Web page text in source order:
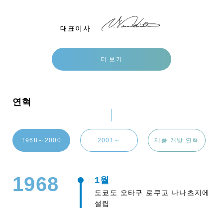
대표이사
더 보기
연혁
1968～2000 2001～ 제품 개발 연혁
1968 1월
도쿄도 오타구 로쿠고 나나츠지에
설립